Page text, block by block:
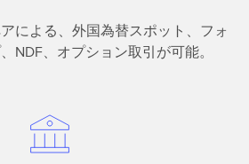
による、外国為替スポット、フォ
NDF、オプション取引が可能。